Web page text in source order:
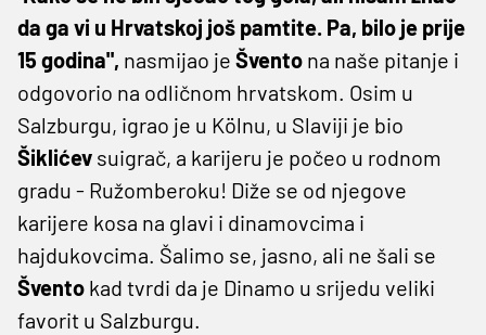
da ga vi u Hrvatskoj još pamtite. Pa, bilo je prije
15 godina", nasmijao je Švento na naše pitanje i
odgovorio na odličnom hrvatskom. Osim u
Salzburgu, igrao je u Kölnu, u Slaviji je bio
Šiklićev suigrač, a karijeru je počeo u rodnom
gradu - Ružomberoku! Diže se od njegove
karijere kosa na glavi i dinamovcima i
hajdukovcima. Šalimo se, jasno, ali ne šali se
Švento kad tvrdi da je Dinamo u srijedu veliki
favorit u Salzburgu.